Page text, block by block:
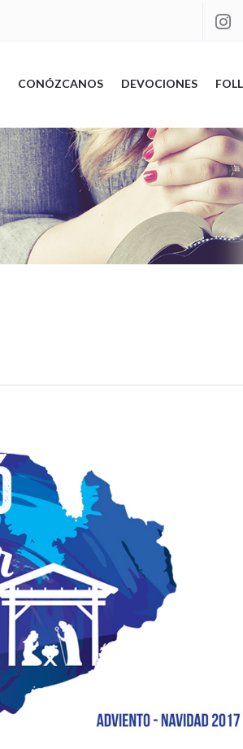

CONÓZCANOS DEVOCIONES